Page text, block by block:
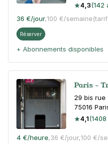
4,3(142
36 €/jour,100 €/semaine
Réserver
+ Abonnements disponibles
Paris -
29 bis rue
75016
4,1
4 €/heure,36 €/jour,100 €/